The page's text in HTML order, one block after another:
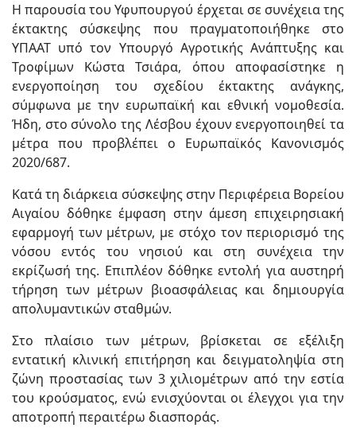
Η παρουσία του Υφυπουργού έρχεται σε συνέχεια της
έκτακτης σύσκεψης που πραγματοποιήθηκε στο
ΥΠΑΑΤ υπό τον Υπουργό Αγροτικής Ανάπτυξης και
Τροφίμων Κώστα Τσιάρα, όπου αποφασίστηκε η
ενεργοποίηση του σχεδίου έκτακτης ανάγκης,
σύμφωνα με την ευρωπαϊκή και εθνική νομοθεσία.
Ήδη, στο σύνολο της Λέσβου έχουν ενεργοποιηθεί τα
μέτρα που προβλέπει ο Ευρωπαϊκός Κανονισμός
2020/687.
Κατά τη διάρκεια σύσκεψης στην Περιφέρεια Βορείου
Αιγαίου δόθηκε έμφαση στην άμεση επιχειρησιακή
εφαρμογή των μέτρων, με στόχο τον περιορισμό της
νόσου εντός του νησιού και στη συνέχεια την
εκρίζωσή της. Επιπλέον δόθηκε εντολή για αυστηρή
τήρηση των μέτρων βιοασφάλειας και δημιουργία
απολυμαντικών σταθμών.
Στο πλαίσιο των μέτρων, βρίσκεται σε εξέλιξη
εντατική κλινική επιτήρηση και δειγματοληψία στη
ζώνη προστασίας των 3 χιλιομέτρων από την εστία
του κρούσματος, ενώ ενισχύονται οι έλεγχοι για την
αποτροπή περαιτέρω διασποράς.